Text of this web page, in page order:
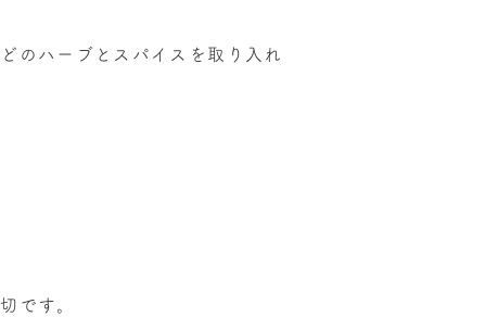
のハーブとスパイスを取り入れ
です。